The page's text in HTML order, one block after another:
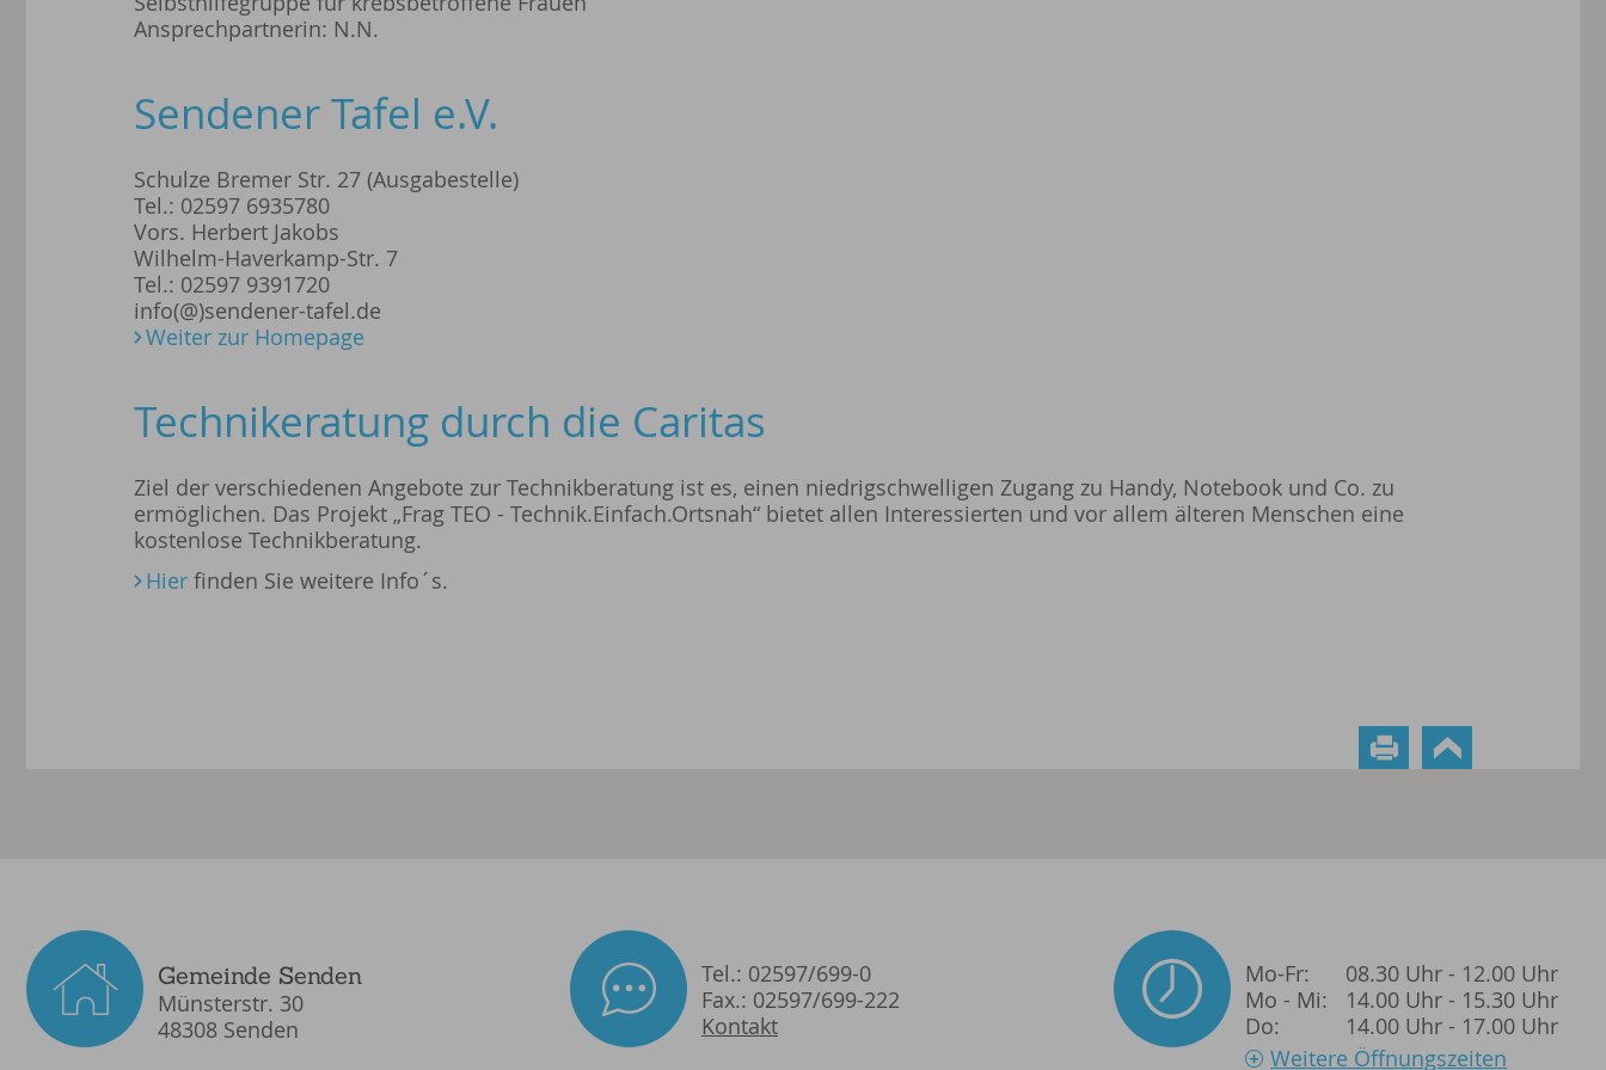
Ansprechpartnerin: N.N.
Sendener Tafel e.V.
Schulze Bremer Str. 27 (Ausgabestelle)
Tel.: 02597 6935780
Vors. Herbert Jakobs
Wilhelm-Haverkamp-Str. 7
Tel.: 02597 9391720
info(@)sendener-tafel.de
Weiter zur Homepage
Technikeratung durch die Caritas
Ziel der verschiedenen Angebote zur Technikberatung ist es, einen niedrigschwelligen Zugang zu Handy, Notebook und Co. zu
ermöglichen. Das Projekt „Frag TEO - Technik.Einfach.Ortsnah“ bietet allen Interessierten und vor allem älteren Menschen eine
kostenlose Technikberatung.
Hier finden Sie weitere Info´s.
Gemeinde Senden
Münsterstr. 30
48308 Senden
Tel.: 02597/699-0
Fax.: 02597/699-222
Kontakt
Mo-Fr:
Mo - Mi:
Do:
08.30 Uhr - 12.00 Uhr
14.00 Uhr - 15.30 Uhr
14.00 Uhr - 17.00 Uhr
Weitere Öffnungszeiten